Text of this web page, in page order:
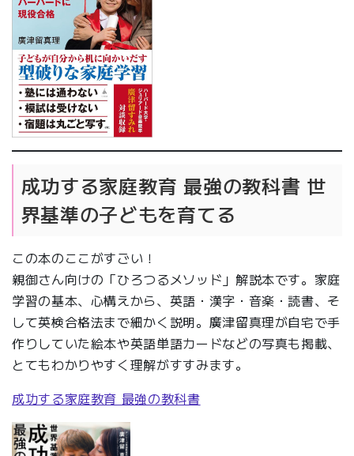
成功する家庭教育 最強の教科書 世
界基準の子どもを育てる
この本のここがすごい！
親御さん向けの「ひろつるメソッド」解説本です。家庭
学習の基本、心構えから、英語・漢字・音楽・読書、そ
して英検合格法まで細かく説明。廣津留真理が自宅で手
作りしていた絵本や英語単語カードなどの写真も掲載、
とてもわかりやすく理解がすすみます。
成功する家庭教育 最強の教科書